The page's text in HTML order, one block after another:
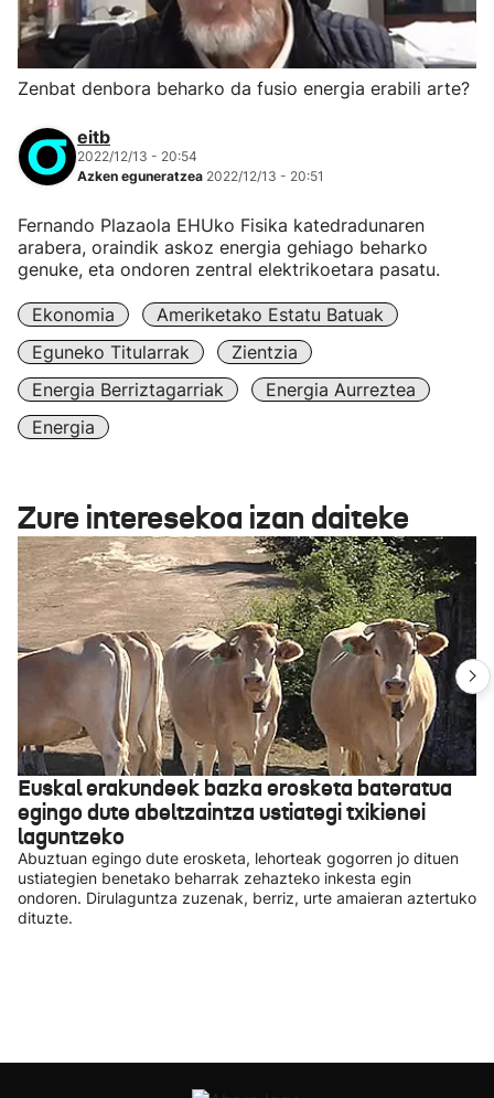
Zenbat denbora beharko da fusio energia erabili arte?
eitb
2022/12/13 - 20:54
Azken eguneratzea 2022/12/13 - 20:51
Fernando Plazaola EHUko Fisika katedradunaren
arabera, oraindik askoz energia gehiago beharko
genuke, eta ondoren zentral elektrikoetara pasatu.
Ekonomia
Ameriketako Estatu Batuak
Eguneko Titularrak
Zientzia
Energia Berriztagarriak
Energia Aurreztea
Energia
Zure interesekoa izan daiteke
Euskal erakundeek bazka erosketa bateratua
egingo dute abeltzaintza ustiategi txikienei
laguntzeko
Abuztuan egingo dute erosketa, lehorteak gogorren jo dituen
ustiategien benetako beharrak zehazteko inkesta egin
ondoren. Dirulaguntza zuzenak, berriz, urte amaieran aztertuko
dituzte.